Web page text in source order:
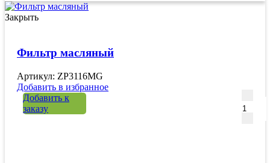
Закрыть
Фильтр масляный
Артикул: ZP3116MG
Добавить в избранное
Добавить к
заказу